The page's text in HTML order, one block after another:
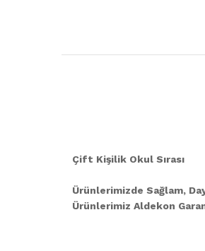
Çift Kişilik Okul Sırası
Ürünlerimizde Sağlam,
Ürünlerimiz Aldekon